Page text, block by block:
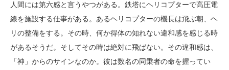
人間には第六感と言うやつがある。鉄塔にヘリコプターで高圧電
線を施設する仕事がある。あるヘリコプターの機長は飛ぶ朝、ヘ
リの整備をする。その時、何か得体の知れない違和感を感じる時
があるそうだ。そしてその時は絶対に飛ばない。その違和感は、
「神」からのサインなのか。彼は数名の同乗者の命を握ってい